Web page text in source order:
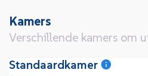
Kamers
Verschillende kamers om
Standaardkamer